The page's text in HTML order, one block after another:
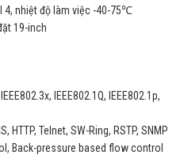
4, nhiệt độ làm việc -40-75℃
19-inch
IEEE802.1Q, IEEE802.1p,
HTTP, Telnet, SW-Ring, RSTP, SNMP
Back-pressure based flow control